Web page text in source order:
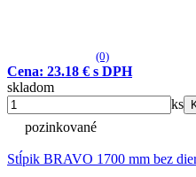
(0)
Cena: 23.18 € s DPH
skladom
ks
pozinkované
Stĺpik BRAVO 1700 mm bez